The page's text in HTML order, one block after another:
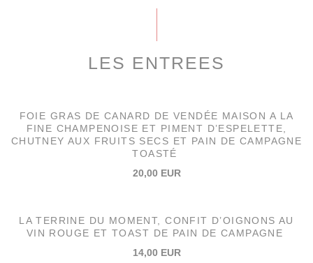
LES ENTREES
FOIE GRAS DE CANARD DE VENDÉE MAISON A LA
FINE CHAMPENOISE ET PIMENT D’ESPELETTE,
CHUTNEY AUX FRUITS SECS ET PAIN DE CAMPAGNE
TOASTÉ
20,00 EUR
LA TERRINE DU MOMENT, CONFIT D’OIGNONS AU
VIN ROUGE ET TOAST DE PAIN DE CAMPAGNE
14,00 EUR